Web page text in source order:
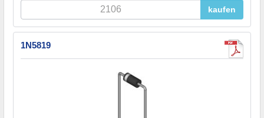
kaufen
1N5819